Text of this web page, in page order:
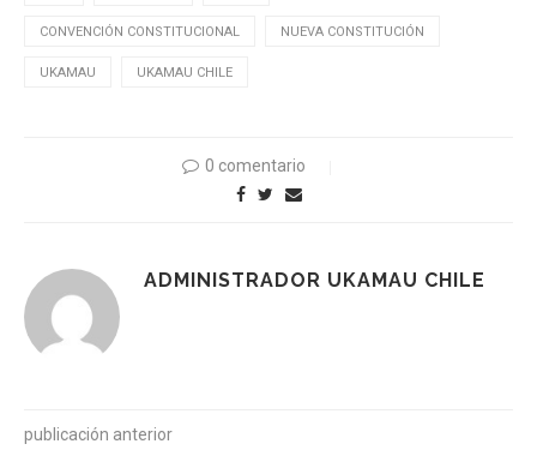
CONVENCIÓN CONSTITUCIONAL NUEVA CONSTITUCIÓN
UKAMAU UKAMAU CHILE
0 comentario
ADMINISTRADOR UKAMAU CHILE
publicación anterior